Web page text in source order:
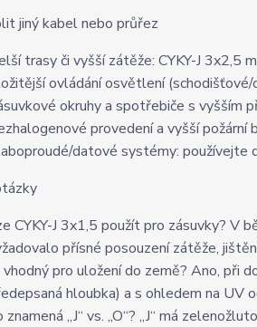
jiný kabel nebo průřez
trasy či vyšší zátěže: CYKY-J 3x2,5
ovládání osvětlení (schodišťové/
okruhy a spotřebiče s vyšším
provedení a vyšší
datové systémy: používejte
CYKY-J 3x1,5 použít pro zásuvky? V
přísné posouzení zátěže,
vhodný pro uložení do země? Ano, při
hloubka) a s ohledem na UV
znamená „J“ vs. „O“? „J“ má